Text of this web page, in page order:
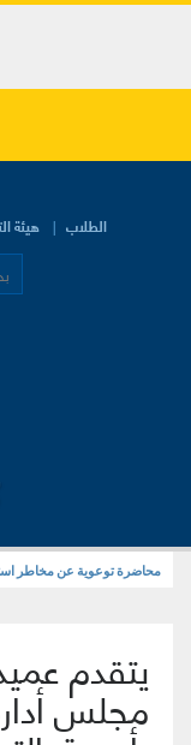
الطلاب هيئة
محاضرة توعوية عن مخاطر
يتقدم
مجلس